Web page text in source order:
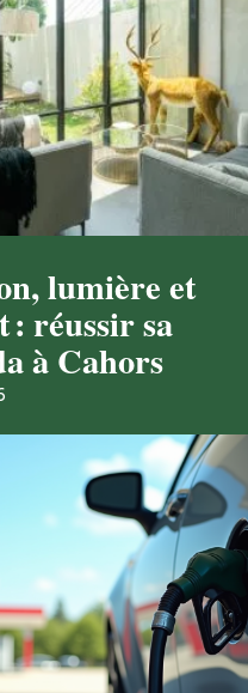
lumière et
: réussir sa
à Cahors